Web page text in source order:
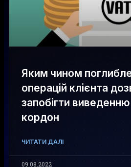
Яким чином
операцій клієнта
запобігти
кордон
ЧИТАТИ ДАЛІ
09.08.2022